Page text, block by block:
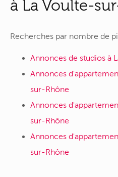
à La Voulte-
Recherches par nombre de
Annonces de studios à
Annonces
sur-Rhône
Annonces
sur-Rhône
Annonces
sur-Rhône